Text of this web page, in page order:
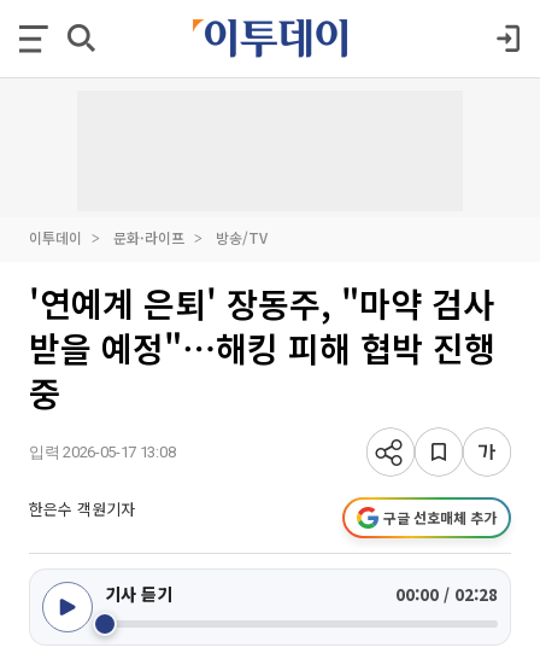
이투데이 문화·라이프 방송/TV
'연예계 은퇴' 장동주, "마약 검사
받을 예정"⋯해킹 피해 협박 진행
중
입력 2026-05-17 13:08
한은수 객원기자 구글 선호매체 추가
기사 듣기 00:00 / 02:28